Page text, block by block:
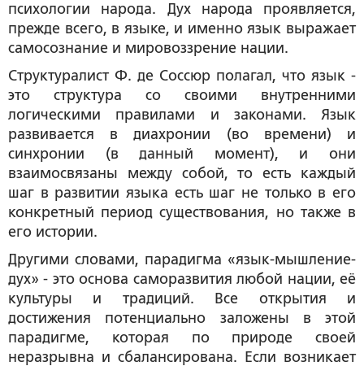
психологии народа. Дух народа проявляется,
прежде всего, в языке, и именно язык выражает
самосознание и мировоззрение нации.
Структуралист Ф. де Соссюр полагал, что язык -
это структура со своими внутренними
логическими правилами и законами. Язык
развивается в диахронии (во времени) и
синхронии (в данный момент), и они
взаимосвязаны между собой, то есть каждый
шаг в развитии языка есть шаг не только в его
конкретный период существования, но также в
его истории.
Другими словами, парадигма «язык-мышление-
дух» - это основа саморазвития любой нации, её
культуры и традиций. Все открытия и
достижения потенциально заложены в этой
парадигме, которая по природе своей
неразрывна и сбалансирована. Если возникает